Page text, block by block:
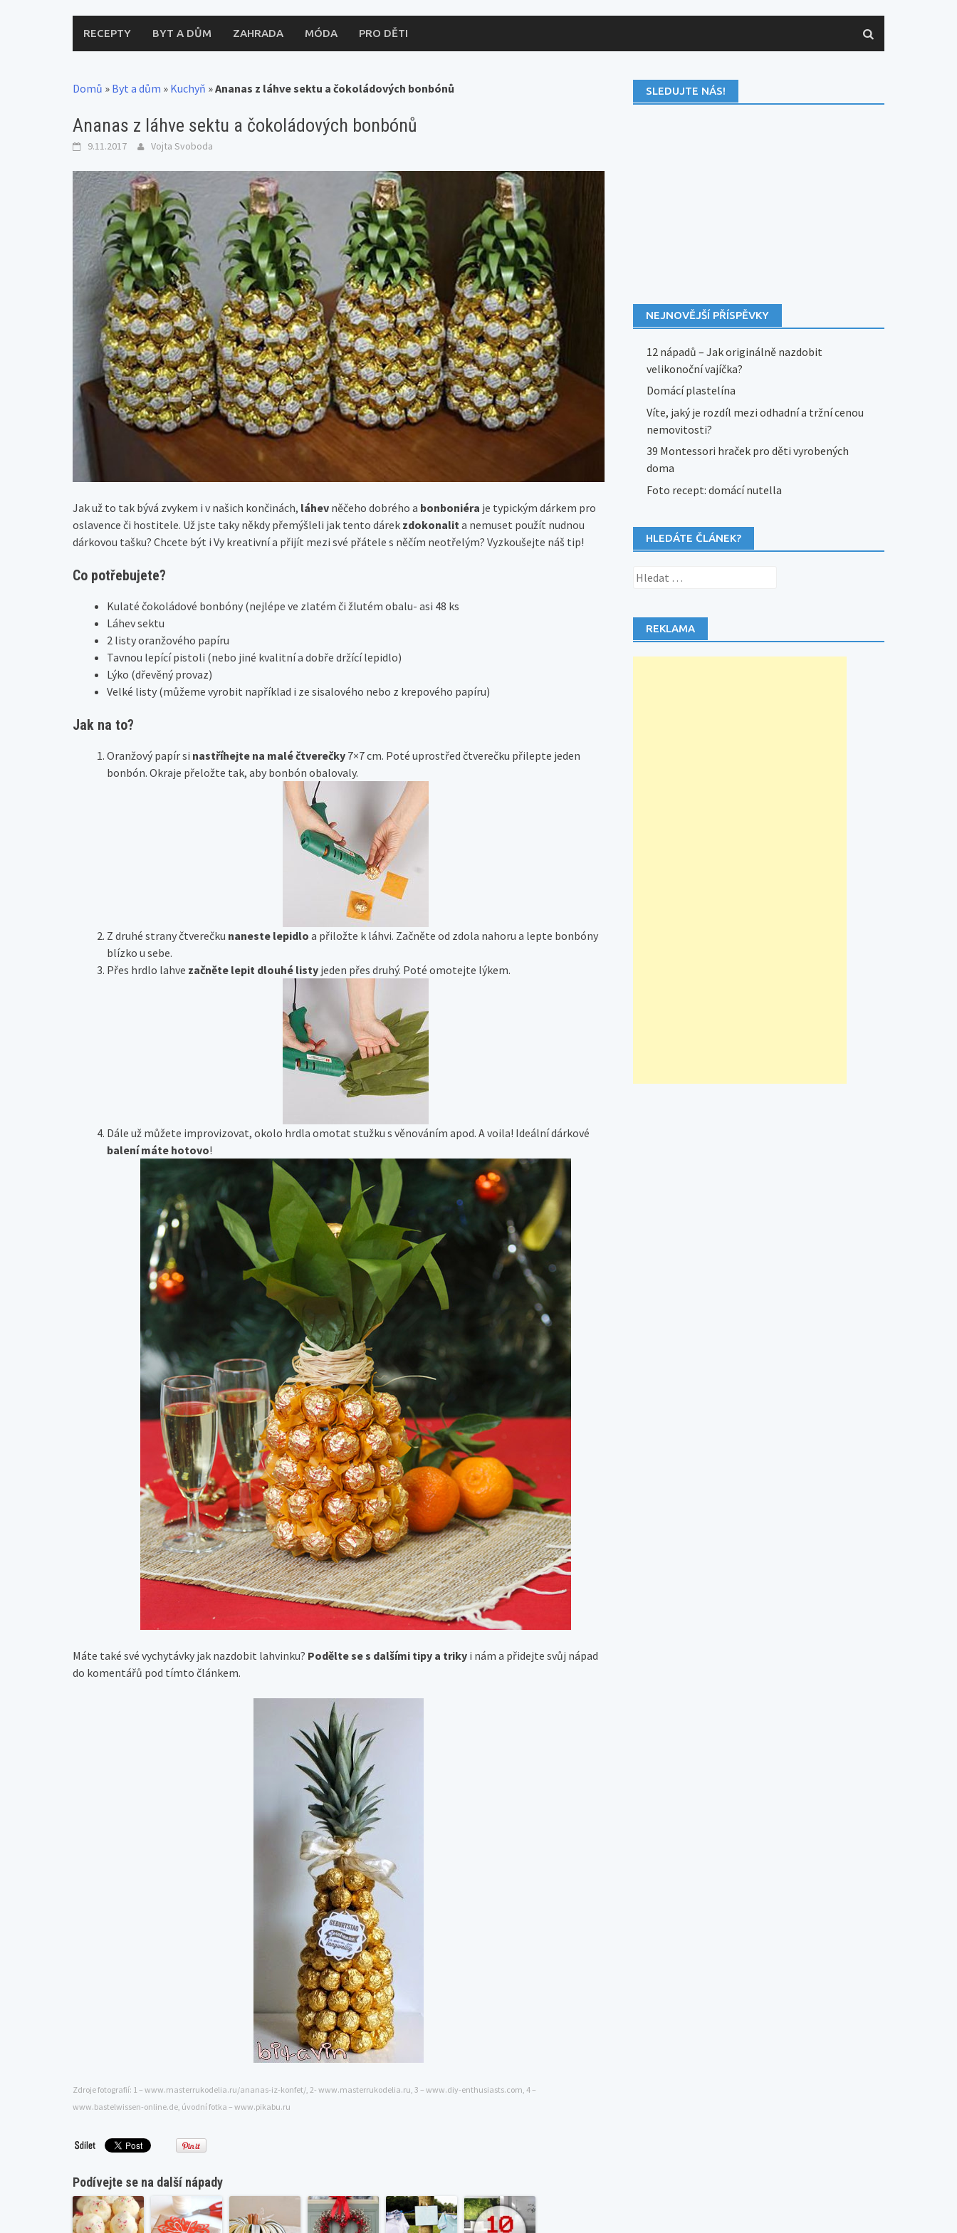
RECEPTY BYT A DŮM ZAHRADA MÓDA PRO DĚTI
Domů » Byt a dům » Kuchyň »Ananas z láhve sektu a čokoládových bonbónů
Ananas z láhve sektu a čokoládových bonbónů
9.11.2017 Vojta Svoboda
Jak už to tak bývá zvykem i v našich končinách, láhev něčeho dobrého a bonboniéra je typickým dárkem pro
oslavence či hostitele. Už jste taky někdy přemýšleli jak tento dárek zdokonalit a nemuset použít nudnou
dárkovou tašku? Chcete být i Vy kreativní a přijít mezi své přátele s něčím neotřelým? Vyzkoušejte náš tip!
Co potřebujete?
Kulaté čokoládové bonbóny (nejlépe ve zlatém či žlutém obalu- asi 48 ks
Láhev sektu
2 listy oranžového papíru
Tavnou lepící pistoli (nebo jiné kvalitní a dobře držící lepidlo)
Lýko (dřevěný provaz)
Velké listy (můžeme vyrobit například i ze sisalového nebo z krepového papíru)
Jak na to?
Oranžový papír si nastříhejte na malé čtverečky 7×7 cm. Poté uprostřed čtverečku přilepte jeden
bonbón. Okraje přeložte tak, aby bonbón obalovaly.
Z druhé strany čtverečku naneste lepidlo a přiložte k láhvi. Začněte od zdola nahoru a lepte bonbóny
blízko u sebe.
Přes hrdlo lahve začněte lepit dlouhé listy jeden přes druhý. Poté omotejte lýkem.
Dále už můžete improvizovat, okolo hrdla omotat stužku s věnováním apod. A voila! Ideální dárkové
balení máte hotovo!
Máte také své vychytávky jak nazdobit lahvinku? Podělte se s dalšími tipy a triky i nám a přidejte svůj nápad
do komentářů pod tímto článkem.
Zdroje fotografií: 1 – www.masterrukodelia.ru/ananas-iz-konfet/, 2- www.masterrukodelia.ru, 3 – www.diy-enthusiasts.com, 4 –
www.bastelwissen-online.de, úvodní fotka – www.pikabu.ru
Podívejte se na další nápady
SLEDUJTE NÁS!
NEJNOVĚJŠÍ PŘÍSPĚVKY
12 nápadů – Jak originálně nazdobit
velikonoční vajíčka?
Domácí plastelína
Víte, jaký je rozdíl mezi odhadní a tržní cenou
nemovitosti?
39 Montessori hraček pro děti vyrobených
doma
Foto recept: domácí nutella
HLEDÁTE ČLÁNEK?
Vyhledávání
REKLAMA